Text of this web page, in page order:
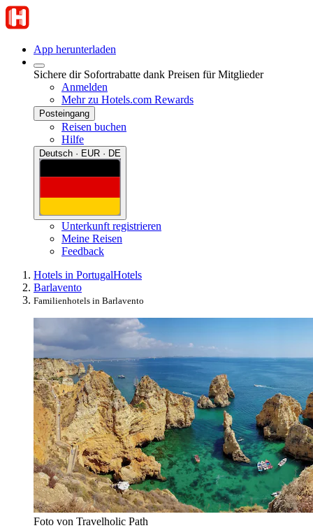
App herunterladen
Sichere dir Sofortrabatte dank Preisen für Mitglieder
Anmelden
Mehr zu Hotels.com Rewards
Posteingang
Reisen buchen
Hilfe
Deutsch · EUR · DE
Unterkunft registrieren
Meine Reisen
Feedback
Hotels in PortugalHotels
Barlavento
Familienhotels in Barlavento
Foto von Travelholic Path